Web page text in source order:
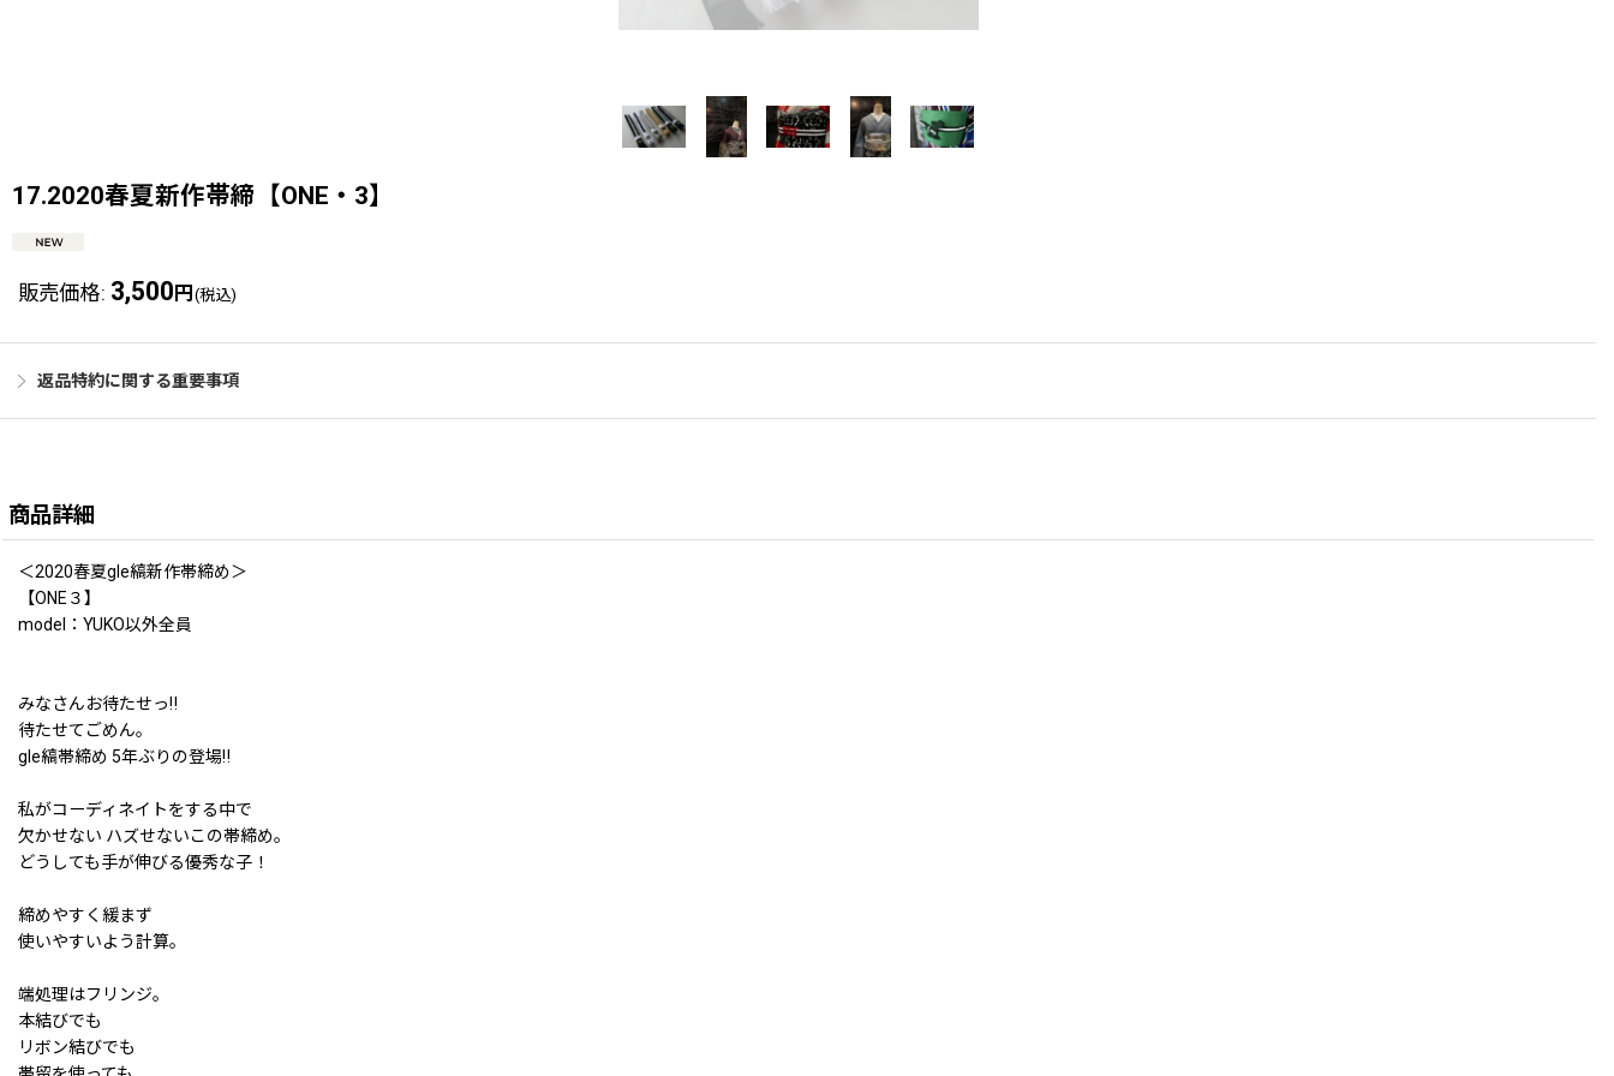
17.2020春夏新作帯締【ONE・3】
販売価格: 3,500 円 (税込)
返品特約に関する重要事項
商品詳細
＜2020春夏gle縞新作帯締め＞
【ONE３】
model：YUKO以外全員
みなさんお待たせっ‼
待たせてごめん。
gle縞帯締め 5年ぶりの登場‼
私がコーディネイトをする中で
欠かせない ハズせないこの帯締め。
どうしても手が伸びる優秀な子！
締めやすく緩まず
使いやすいよう計算。
端処理はフリンジ。
本結びでも
リボン結びでも